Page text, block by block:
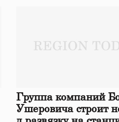
Группа компаний
Ушеровича строит